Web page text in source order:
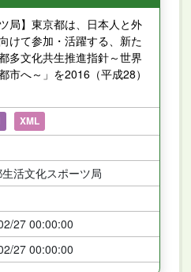
局】東京都は、日本人と外
けて参加・活躍する、新た
多文化共生推進指針～世界
市へ～」を2016（平成28）
XML
活文化スポーツ局
27 00:00:00
27 00:00:00